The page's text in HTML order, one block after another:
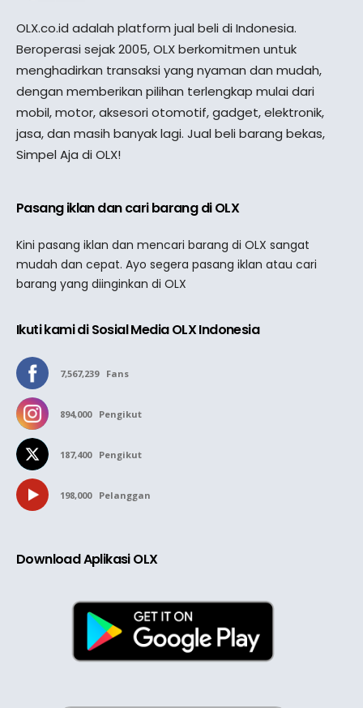
OLX.co.id adalah platform jual beli di Indonesia.
Beroperasi sejak 2005, OLX berkomitmen untuk
menghadirkan transaksi yang nyaman dan mudah,
dengan memberikan pilihan terlengkap mulai dari
mobil, motor, aksesori otomotif, gadget, elektronik,
jasa, dan masih banyak lagi. Jual beli barang bekas,
Simpel Aja di OLX!
Pasang iklan dan cari barang di OLX
Kini pasang iklan dan mencari barang di OLX sangat
mudah dan cepat. Ayo segera pasang iklan atau cari
barang yang diinginkan di OLX
Ikuti kami di Sosial Media OLX Indonesia
7,567,239 Fans
894,000 Pengikut
187,400 Pengikut
198,000 Pelanggan
Download Aplikasi OLX